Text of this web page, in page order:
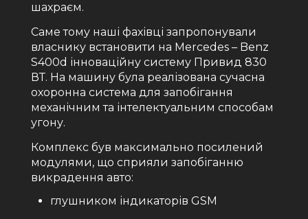
шахраєм.
Саме тому наші фахівці запропонували
власнику встановити на Mercedes – Benz
S400d інноваційну систему Привид 830
ВТ. На машину була реалізована сучасна
охоронна система для запобігання
механічним та інтелектуальним способам
угону.
Комплекс був максимально посилений
модулями, що сприяли запобіганню
викрадення авто:
глушником індикаторів GSM